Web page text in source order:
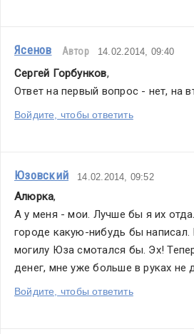
Ясенов Автор 14.02.2014, 09:40
Сергей Горбунков,
Ответ на первый вопрос - нет, на
Войдите, чтобы ответить
Юзовский 14.02.2014, 09:52
Алюрка,
А у меня - мои. Лучше бы я их
городе какую-нибудь бы
могилу Юза смотался бы. Эх!
денег, мне уже больше в руках не
Войдите, чтобы ответить